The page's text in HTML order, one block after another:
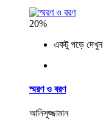
20%
একটু পড়ে দেখুন
স্মরণ ও বরণ
আনিসুজ্জামান